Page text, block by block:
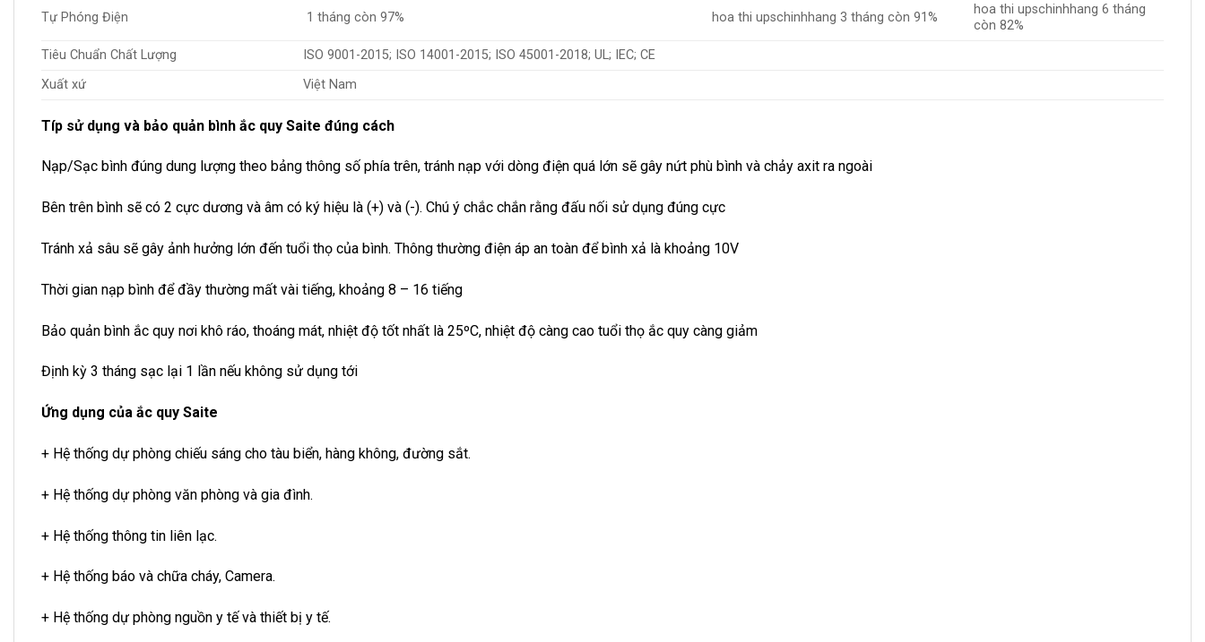
Tự Phóng Điện 1 tháng còn 97% hoa thi upschinhhang 3 tháng còn 91%
hoa thi upschinhhang 6 tháng
còn 82%
Tiêu Chuẩn Chất Lượng
ISO 9001-2015; ISO 14001-2015; ISO 45001-2018; UL; IEC; CE
Xuất xứ
Việt Nam
Típ sử dụng và bảo quản bình ắc quy Saite đúng cách
Nạp/Sạc bình đúng dung lượng theo bảng thông số phía trên, tránh nạp với dòng điện quá lớn sẽ gây nứt phù bình và chảy axit ra ngoài
Bên trên bình sẽ có 2 cực dương và âm có ký hiệu là (+) và (-). Chú ý chắc chắn rằng đấu nối sử dụng đúng cực
Tránh xả sâu sẽ gây ảnh hưởng lớn đến tuổi thọ của bình. Thông thường điện áp an toàn để bình xả là khoảng 10V
Thời gian nạp bình để đầy thường mất vài tiếng, khoảng 8 – 16 tiếng
Bảo quản bình ắc quy nơi khô ráo, thoáng mát, nhiệt độ tốt nhất là 25ºC, nhiệt độ càng cao tuổi thọ ắc quy càng giảm
Định kỳ 3 tháng sạc lại 1 lần nếu không sử dụng tới
Ứng dụng của ắc quy Saite
+ Hệ thống dự phòng chiếu sáng cho tàu biển, hàng không, đường sắt.
+ Hệ thống dự phòng văn phòng và gia đình.
+ Hệ thống thông tin liên lạc.
+ Hệ thống báo và chữa cháy, Camera.
+ Hệ thống dự phòng nguồn y tế và thiết bị y tế.